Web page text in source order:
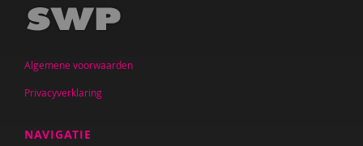
Algemene voorwaarden
Privacyverklaring
NAVIGATIE